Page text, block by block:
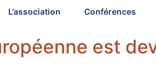
L’association Conférences
est